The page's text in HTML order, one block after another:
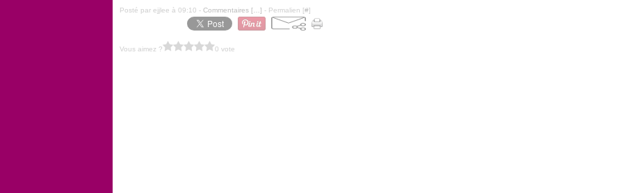
Posté par ejjlee à 09:10 - Commentaires [ ] - Permalien [#]
Vous aimez ? 0 vote